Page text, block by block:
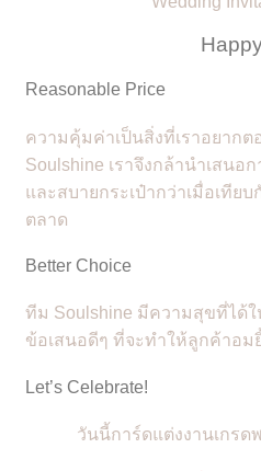
Reasonable Price
ความคุ้มค่าเป็นสิ่งที่เราอยาก
Soulshine เราจึงกล้านำเสนอ
และสบายกระเป๋ากว่าเมื่อเที
ตลาด
Better Choice
ทีม Soulshine มีความสุขที่ได้
ข้อเสนอดีๆ ที่จะทำให้ลูกค้าอม
Let’s Celebrate!
วันนี้การ์ดแต่งงานเกรด